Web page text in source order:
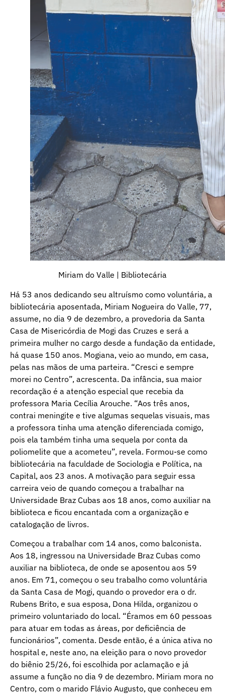
Miriam do Valle | Bibliotecária
Há 53 anos dedicando seu altruísmo como voluntária, a
bibliotecária aposentada, Miriam Nogueira do Valle, 77,
assume, no dia 9 de dezembro, a provedoria da Santa
Casa de Misericórdia de Mogi das Cruzes e será a
primeira mulher no cargo desde a fundação da entidade,
há quase 150 anos. Mogiana, veio ao mundo, em casa,
pelas nas mãos de uma parteira. “Cresci e sempre
morei no Centro”, acrescenta. Da infância, sua maior
recordação é a atenção especial que recebia da
professora Maria Cecília Arouche. “Aos três anos,
contrai meningite e tive algumas sequelas visuais, mas
a professora tinha uma atenção diferenciada comigo,
pois ela também tinha uma sequela por conta da
poliomelite que a acometeu”, revela. Formou-se como
bibliotecária na faculdade de Sociologia e Política, na
Capital, aos 23 anos. A motivação para seguir essa
carreira veio de quando começou a trabalhar na
Universidade Braz Cubas aos 18 anos, como auxiliar na
biblioteca e ficou encantada com a organização e
catalogação de livros.
Começou a trabalhar com 14 anos, como balconista.
Aos 18, ingressou na Universidade Braz Cubas como
auxiliar na biblioteca, de onde se aposentou aos 59
anos. Em 71, começou o seu trabalho como voluntária
da Santa Casa de Mogi, quando o provedor era o dr.
Rubens Brito, e sua esposa, Dona Hilda, organizou o
primeiro voluntariado do local. “Éramos em 60 pessoas
para atuar em todas as áreas, por deficiência de
funcionários”, comenta. Desde então, é a única ativa no
hospital e, neste ano, na eleição para o novo provedor
do biênio 25/26, foi escolhida por aclamação e já
assume a função no dia 9 de dezembro. Miriam mora no
Centro, com o marido Flávio Augusto, que conheceu em